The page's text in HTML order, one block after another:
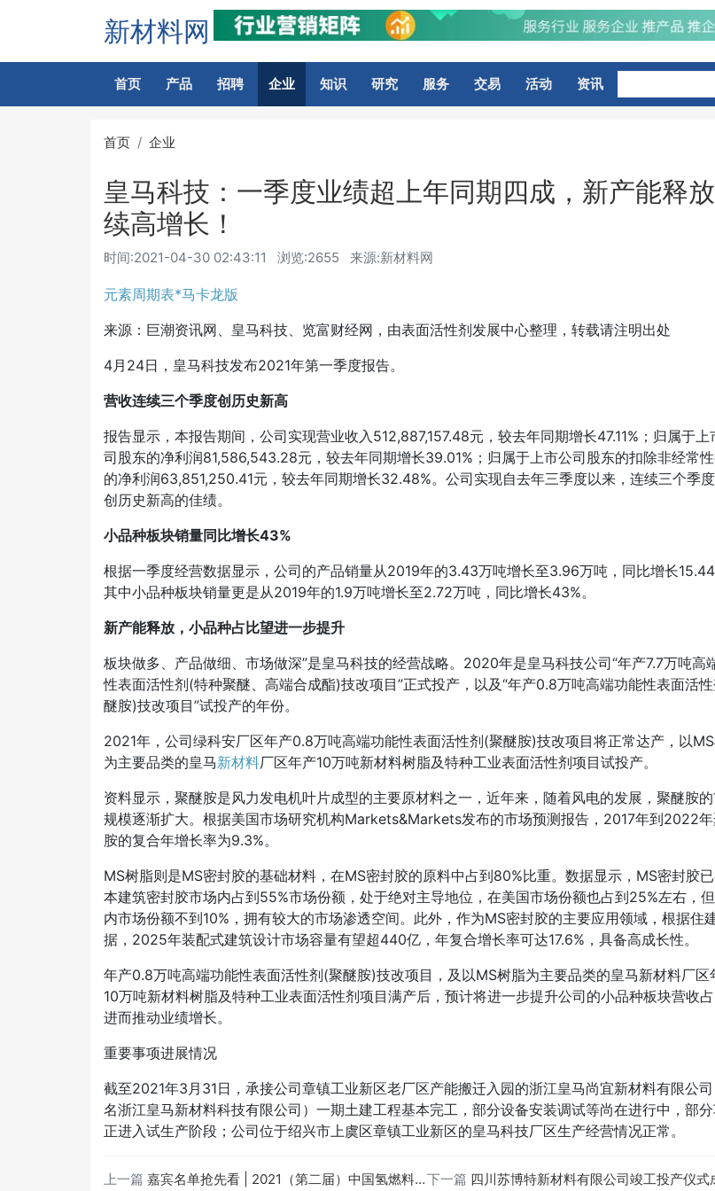
新材料网
首页 产品 招聘 企业 知识 研究 服务 交易 活动 资讯
首页 企业
皇马科技：一季度业绩超上年同期四成，新产能释
续高增长！
时间:2021-04-30 02:43:11 浏览:2655 来源:新材料网
元素周期表*马卡龙版
来源：巨潮资讯网、皇马科技、览富财经网，由表面活性剂发展中心整理，转载请注明出处
4月24日，皇马科技发布2021年第一季度报告。
营收连续三个季度创历史新高
报告显示，本报告期间，公司实现营业收入512,887,157.48元，较去年同期增长47.11%；归属于上
司股东的净利润81,586,543.28元，较去年同期增长39.01%；归属于上市公司股东的扣除非经常
的净利润63,851,250.41元，较去年同期增长32.48%。公司实现自去年三季度以来，连续三个季
创历史新高的佳绩。
小品种板块销量同比增长43%
根据一季度经营数据显示，公司的产品销量从2019年的3.43万吨增长至3.96万吨，同比增长
其中小品种板块销量更是从2019年的1.9万吨增长至2.72万吨，同比增长43%。
新产能释放，小品种占比望进一步提升
板块做多、产品做细、市场做深”是皇马科技的经营战略。2020年是皇马科技公司“年产7.7万吨高
性表面活性剂(特种聚醚、高端合成酯)技改项目”正式投产，以及“年产0.8万吨高端功能性表面活
醚胺)技改项目”试投产的年份。
2021年，公司绿科安厂区年产0.8万吨高端功能性表面活性剂(聚醚胺)技改项目将正常达产，以
为主要品类的皇马新材料厂区年产10万吨新材料树脂及特种工业表面活性剂项目试投产。
资料显示，聚醚胺是风力发电机叶片成型的主要原材料之一，近年来，随着风电的发展，聚醚胺
规模逐渐扩大。根据美国市场研究机构Markets&Markets发布的市场预测报告，2017年到2022
胺的复合年增长率为9.3%。
MS树脂则是MS密封胶的基础材料，在MS密封胶的原料中占到80%比重。数据显示，MS密封胶
本建筑密封胶市场内占到55%市场份额，处于绝对主导地位，在美国市场份额也占到25%左右，
内市场份额不到10%，拥有较大的市场渗透空间。此外，作为MS密封胶的主要应用领域，根据住
据，2025年装配式建筑设计市场容量有望超440亿，年复合增长率可达17.6%，具备高成长性。
年产0.8万吨高端功能性表面活性剂(聚醚胺)技改项目，及以MS树脂为主要品类的皇马新材料厂区
10万吨新材料树脂及特种工业表面活性剂项目满产后，预计将进一步提升公司的小品种板块营收占
进而推动业绩增长。
重要事项进展情况
截至2021年3月31日，承接公司章镇工业新区老厂区产能搬迁入园的浙江皇马尚宜新材料有限公
名浙江皇马新材料科技有限公司）一期土建工程基本完工，部分设备安装调试等尚在进行中，部
正进入试生产阶段；公司位于绍兴市上虞区章镇工业新区的皇马科技厂区生产经营情况正常。
上一篇 嘉宾名单抢先看 | 2021（第二届）中国氢燃料电池关键材料与装备高峰论坛 下一篇 四川苏博特新材料有限公司竣工投产仪式成功